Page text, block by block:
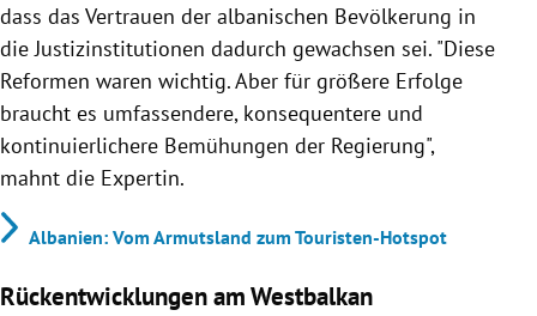
dass das Vertrauen der albanischen Bevölkerung in
die Justizinstitutionen dadurch gewachsen sei. "Diese
Reformen waren wichtig. Aber für größere Erfolge
braucht es umfassendere, konsequentere und
kontinuierlichere Bemühungen der Regierung",
mahnt die Expertin.
Albanien: Vom Armutsland zum Touristen-Hotspot
Rückentwicklungen am Westbalkan